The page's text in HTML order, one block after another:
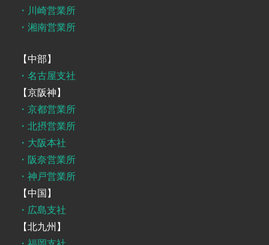
・川崎営業所
・湘南営業所
【中部】
・名古屋支社
【京阪神】
・京都営業所
・北摂営業所
・大阪本社
・阪奈営業所
・神戸営業所
【中国】
・広島支社
【北九州】